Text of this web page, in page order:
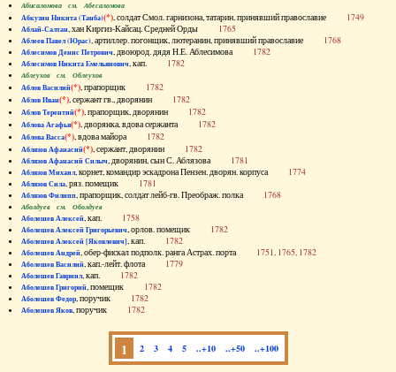
Абисаломова см. Абесаломова
Абкузин Никита (Танба)(*), солдат Смол. гарнизона, татарин, принявший православие 1749
Аблай-Салтан, хан Киргиз-Кайсац. Средней Орды 1765
Аблеев Павел (Юрас), артиллер. погонщик, лютеранин, принявший православие 1768
Аблесимов Денис Петрович, двоюрод. дядя Н.Е. Аблесимова 1782
Аблесимов Никита Емельянович, кап. 1782
Аблеухов см. Облеухов
Аблов Василий(*), прапорщик 1782
Аблов Иван(*), сержант гв., дворянин 1782
Аблов Терентий(*), прапорщик, дворянин 1782
Аблова Агафья(*), дворянка, вдова сержанта 1782
Аблова Васса(*), вдова майора 1782
Аблязов Афанасий(*), сержант, дворянин 1782
Аблязов Афанасий Силыч, дворянин, сын С. Аблязова 1781
Аблязов Михаил, корнет, командир эскадрона Пензен. дворян. корпуса 1774
Аблязов Сила, ряз. помещик 1781
Аблязов Филипп, прапорщик, солдат лейб-гв. Преображ. полка 1768
Аболдуев см. Оболдуев
Аболешев Алексей, кап. 1758
Аболешев Алексей Григорьевич, орлов. помещик 1782
Аболешев Алексей [Яковлевич], кап. 1782
Аболешев Андрей, обер-фискал подполк. ранга Астрах. порта 1751, 1765, 1782
Аболешев Василий, кап.-лейт. флота 1779
Аболешев Гавриил, кап. 1782
Аболешев Григорий, помещик 1782
Аболешев Федор, поручик 1782
Аболешев Яков, поручик 1782
1 2 3 4 5 ..+10 ..+50 ..+100